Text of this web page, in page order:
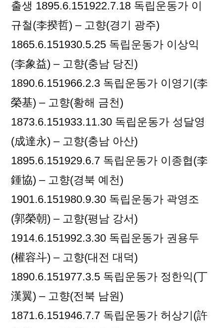
출생 1895.6.151922.7.18 독립운동가 이
규철(李揆哲) – 고향(경기 광주)
1865.6.151930.5.25 독립운동가 이상익
(李象益) – 고향(충남 당진)
1890.6.151966.2.3 독립운동가 이영기(李
榮基) – 고향(황해 금천)
1873.6.151933.11.30 독립운동가 성달영
(成達永) – 고향(충남 아산)
1895.6.151929.6.7 독립운동가 이종협(李
鍾協) – 고향(경북 예천)
1901.6.151980.9.30 독립운동가 곽영조
(郭榮朝) – 고향(평남 강서)
1914.6.151992.3.30 독립운동가 권용두
(權容斗) – 고향(대전 대덕)
1890.6.151977.3.5 독립운동가 정한익(丁
漢翼) – 고향(전북 남원)
1871.6.151946.7.7 독립운동가 허상기(許